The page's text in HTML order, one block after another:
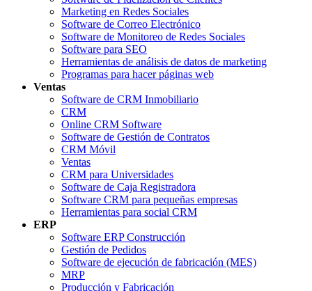
Marketing en Redes Sociales
Software de Correo Electrónico
Software de Monitoreo de Redes Sociales
Software para SEO
Herramientas de análisis de datos de marketing
Programas para hacer páginas web
Ventas
Software de CRM Inmobiliario
CRM
Online CRM Software
Software de Gestión de Contratos
CRM Móvil
Ventas
CRM para Universidades
Software de Caja Registradora
Software CRM para pequeñas empresas
Herramientas para social CRM
ERP
Software ERP Construcción
Gestión de Pedidos
Software de ejecución de fabricación (MES)
MRP
Producción y Fabricación